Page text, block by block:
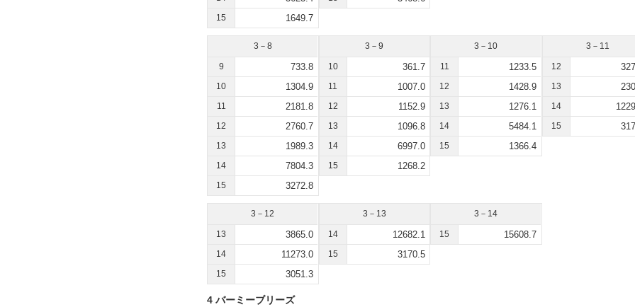
15 1649.7
3－8
9 733.8
10 1304.9
11 2181.8
12 2760.7
13 1989.3
14 7804.3
15 3272.8
3－9
10 361.7
11 1007.0
12 1152.9
13 1096.8
14 6997.0
15 1268.2
3－10
11 1233.5
12 1428.9
13 1276.1
14 5484.1
15 1366.4
3－11
12
13
14
15
3－12
13 3865.0
14 11273.0
15 3051.3
3－13
14 12682.1
15 3170.5
3－14
15 15608.7
4 バーミーブリーズ